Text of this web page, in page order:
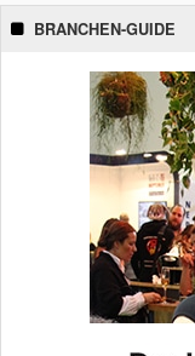
BRANCHEN-GUIDE